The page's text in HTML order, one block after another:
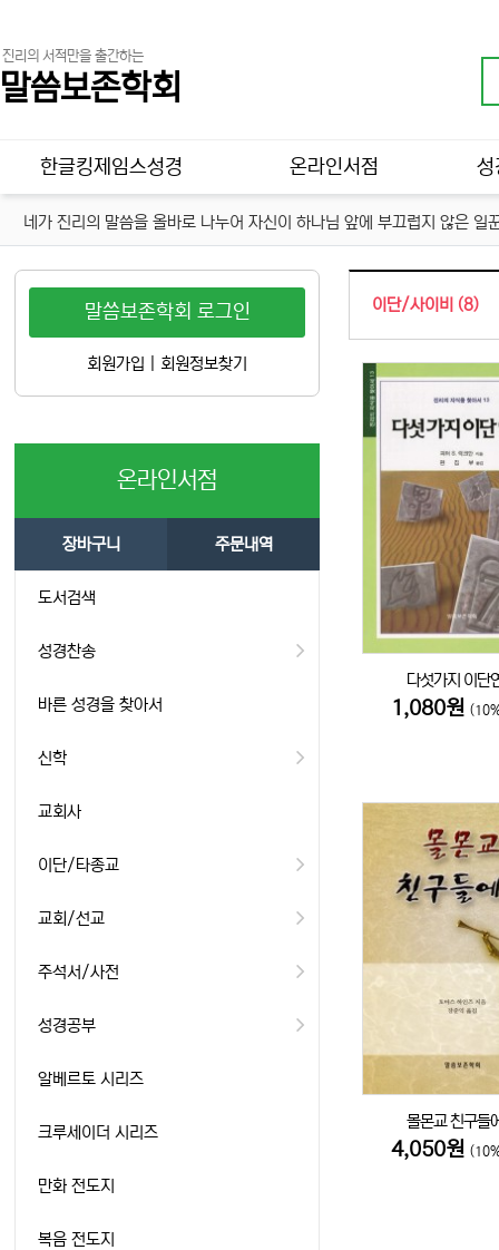
진리의 서적만을 출간하는
말씀보존학회
메인 메뉴
한글킹제임스성경 온라인서점 성
네가 진리의 말씀을 올바로 나누어 자신이 하나님 앞에 부끄럽지 않은
이단/사이비 (8)
다섯가지 이단
1,080원
몰몬교 친구들
4,050원
말씀보존학회 로그인
회원가입 회원정보찾기
온라인서점
장바구니 주문내역
도서검색
성경찬송
바른 성경을 찾아서
신학
교회사
이단/타종교
교회/선교
주석서/사전
성경공부
알베르토 시리즈
크루세이더 시리즈
만화 전도지
복음 전도지